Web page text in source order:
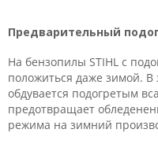
Предварительный
На бензопилы STIHL с
положиться даже зимой.
обдувается подогретым
предотвращает
режима на зимний